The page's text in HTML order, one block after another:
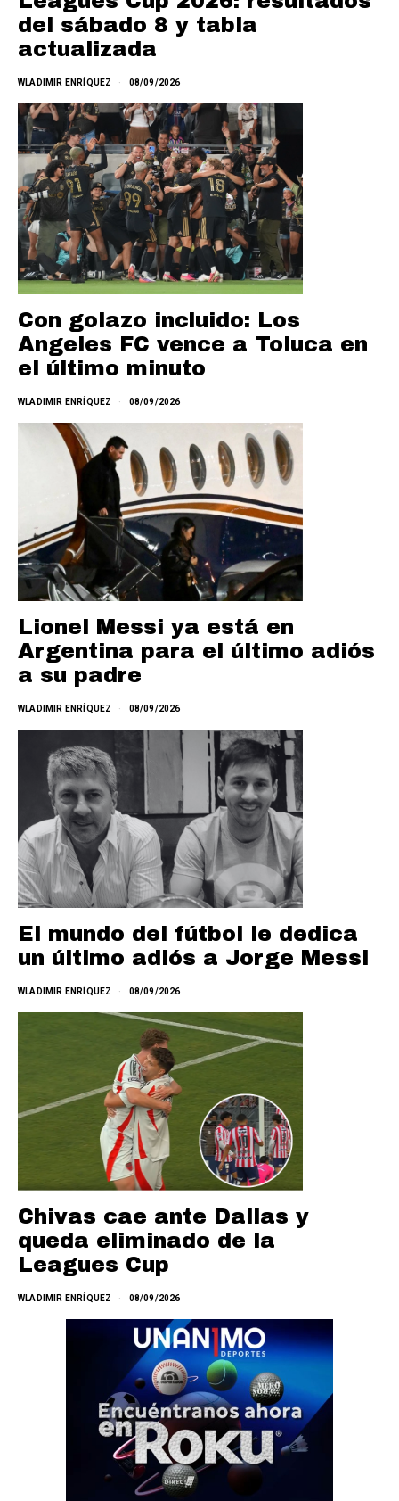
del sábado 8 y tabla
actualizada
WLADIMIR ENRÍQUEZ 08/09/2026
Con golazo incluido: Los
Angeles FC vence a Toluca en
el último minuto
WLADIMIR ENRÍQUEZ 08/09/2026
Lionel Messi ya está en
Argentina para el último adiós
a su padre
WLADIMIR ENRÍQUEZ 08/09/2026
El mundo del fútbol le dedica
un último adiós a Jorge Messi
WLADIMIR ENRÍQUEZ 08/09/2026
Chivas cae ante Dallas y
queda eliminado de la
Leagues Cup
WLADIMIR ENRÍQUEZ 08/09/2026